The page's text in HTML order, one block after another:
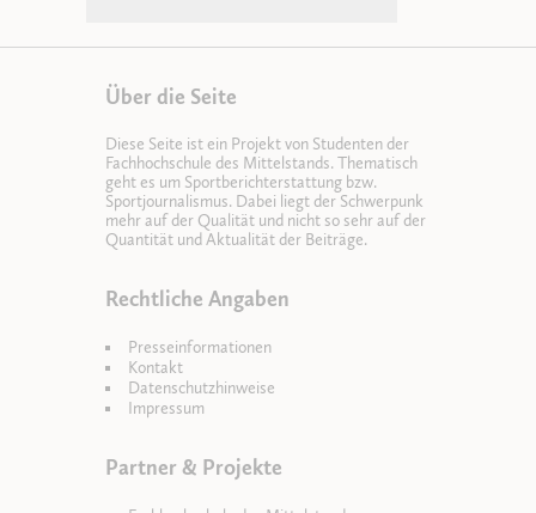
Über die Seite
Diese Seite ist ein Projekt von Studenten der
Fachhochschule des Mittelstands. Thematisch
geht es um Sportberichterstattung bzw.
Sportjournalismus. Dabei liegt der Schwerpunk
mehr auf der Qualität und nicht so sehr auf der
Quantität und Aktualität der Beiträge.
Rechtliche Angaben
Presseinformationen
Kontakt
Datenschutzhinweise
Impressum
Partner & Projekte